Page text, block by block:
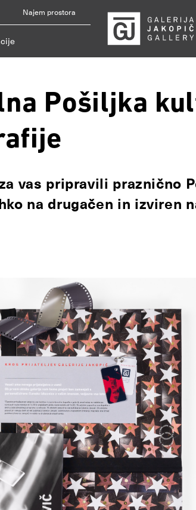
Najem prostora
Pošiljka
vas pripravili praznično
na drugačen in izviren